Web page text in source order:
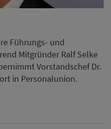
Führungs- und
Mitgründer Ralf Selke
Vorstandschef Dr.
in Personalunion.